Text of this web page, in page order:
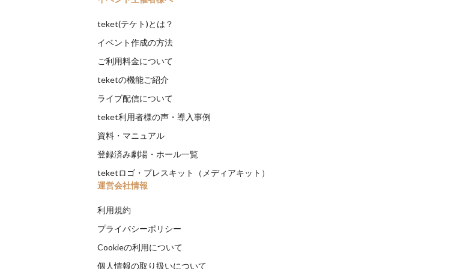
teket(テケト)とは？
イベント作成の方法
ご利用料金について
teketの機能ご紹介
ライブ配信について
teket利用者様の声・導入事例
資料・マニュアル
登録済み劇場・ホール一覧
teketロゴ・プレスキット（メディアキット）
運営会社情報
利用規約
プライバシーポリシー
Cookieの利用について
個人情報の取り扱いについて